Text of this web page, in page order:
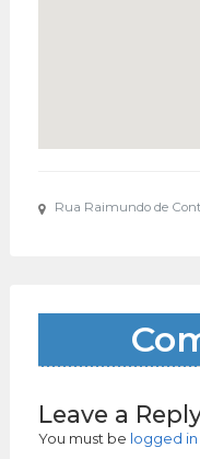
Rua Raimundo de
Leave a
You must be logged in